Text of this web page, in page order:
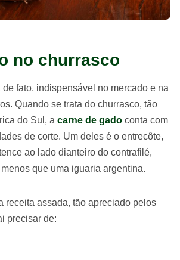
no churrasco
de fato, indispensável no mercado e na
Quando se trata do churrasco, tão
do Sul, a carne de gado conta com
de corte. Um deles é o entrecôte,
ao lado dianteiro do contrafilé,
que uma iguaria argentina.
receita assada, tão apreciado pelos
precisar de: